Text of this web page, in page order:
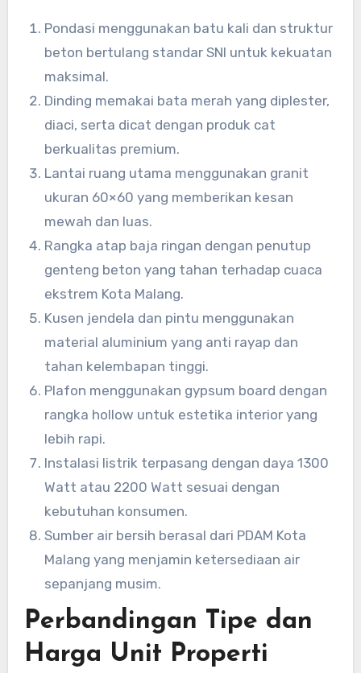
Pondasi menggunakan batu kali dan struktur
beton bertulang standar SNI untuk kekuatan
maksimal.
Dinding memakai bata merah yang diplester,
diaci, serta dicat dengan produk cat
berkualitas premium.
Lantai ruang utama menggunakan granit
ukuran 60×60 yang memberikan kesan
mewah dan luas.
Rangka atap baja ringan dengan penutup
genteng beton yang tahan terhadap cuaca
ekstrem Kota Malang.
Kusen jendela dan pintu menggunakan
material aluminium yang anti rayap dan
tahan kelembapan tinggi.
Plafon menggunakan gypsum board dengan
rangka hollow untuk estetika interior yang
lebih rapi.
Instalasi listrik terpasang dengan daya 1300
Watt atau 2200 Watt sesuai dengan
kebutuhan konsumen.
Sumber air bersih berasal dari PDAM Kota
Malang yang menjamin ketersediaan air
sepanjang musim.
Perbandingan Tipe dan
Harga Unit Properti